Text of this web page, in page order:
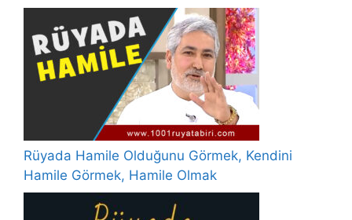
Rüyada Hamile Olduğunu Görmek, Kendini
Hamile Görmek, Hamile Olmak